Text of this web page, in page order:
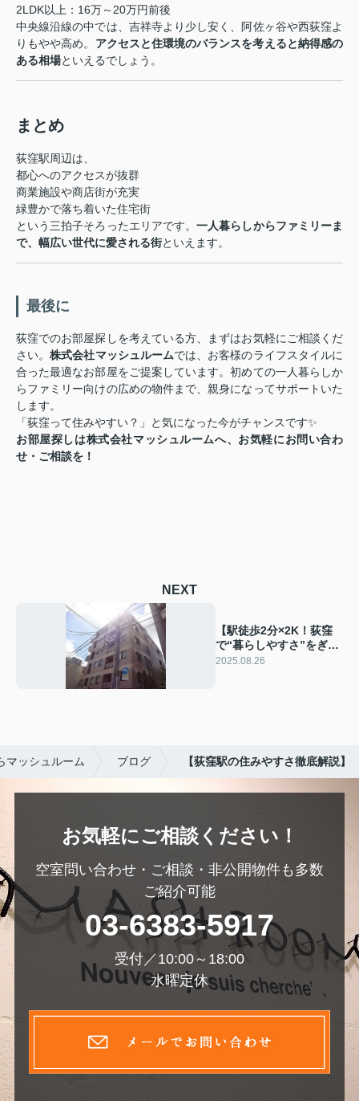
2LDK以上：16万～20万円前後
中央線沿線の中では、吉祥寺より少し安く、阿佐ヶ谷や西荻窪よ
りもやや高め。 アクセスと住環境のバランスを考えると納得感の
ある相場といえるでしょう。
まとめ
荻窪駅周辺は、
都心へのアクセスが抜群
商業施設や商店街が充実
緑豊かで落ち着いた住宅街
という三拍子そろったエリアです。一人暮らしからファミリーま
で、幅広い世代に愛される街といえます。
最後に
荻窪でのお部屋探しを考えている方、まずはお気軽にご相談くだ
さい。株式会社マッシュルームでは、お客様のライフスタイルに
合った最適なお部屋をご提案しています。初めての一人暮らしか
らファミリー向けの広めの物件まで、親身になってサポートいた
します。
「荻窪って住みやすい？」と気になった今がチャンスです✨
お部屋探しは株式会社マッシュルームへ、お気軽にお問い合わ
せ・ご相談を！
NEXT
【駅徒歩2分×2K！荻窪
で“暮らしやすさ”をぎゅ
っと詰め込んだお部屋】
2025.08.26
マッシュルーム ブログ 【荻窪駅の住みやすさ徹底解説】
お気軽にご相談ください！
空室問い合わせ・ご相談・非公開物件も多数
ご紹介可能
03-6383-5917
受付／10:00～18:00
水曜定休